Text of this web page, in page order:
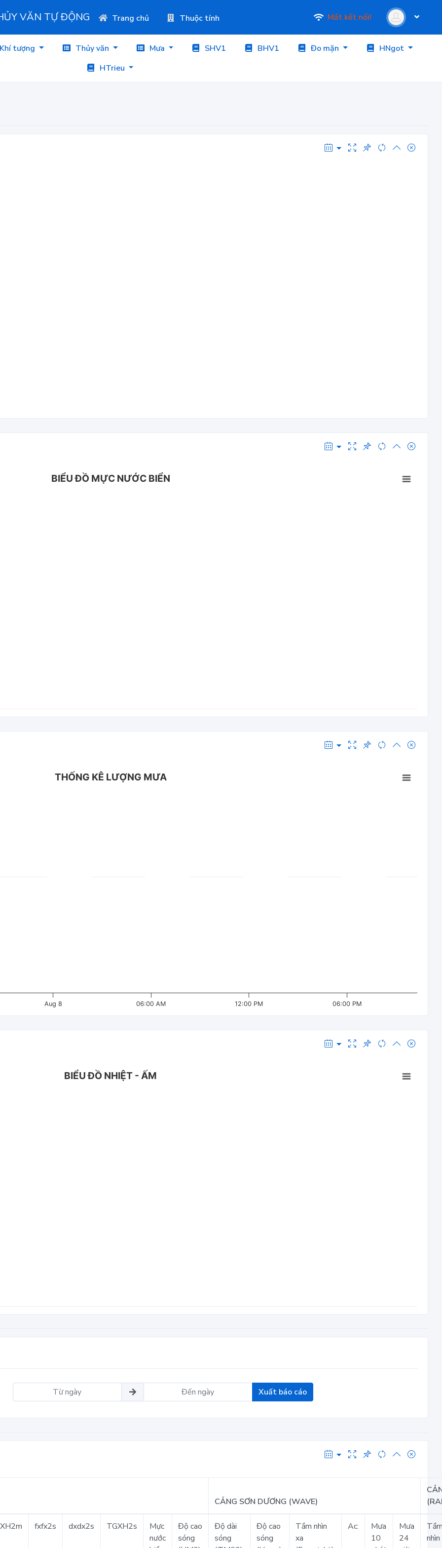
VĂN TỰ ĐỘNG Trang chủ Thuộc tính Mất kết nối!
Khí tượng Thủy văn Mưa SHV1 BHV1 Đo mặn
HNgot
HTrieu
BIỂU ĐỒ MỰC NƯỚC BIỂN
THỐNG KÊ LƯỢNG MƯA
Aug 8 06:00 AM 12:00 PM 06:00 PM
BIỂU ĐỒ NHIỆT - ẤM
Xuất báo cáo
CẢNG SƠN DƯƠNG (WAVE)
fxfx2s dxdx2s TGXH2s
Mực
nước
Độ cao
sóng
Độ dài
sóng
Độ cao
sóng
Tầm nhìn
xa
Ac:
Mưa
10
Mưa
24
nhìn